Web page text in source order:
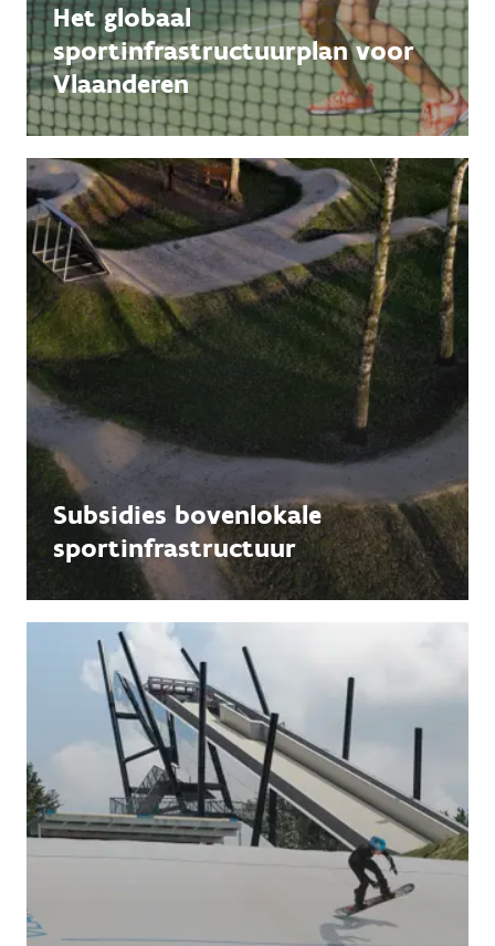
Het globaal
sportinfrastructuurplan voor
Vlaanderen
Subsidies bovenlokale
sportinfrastructuur